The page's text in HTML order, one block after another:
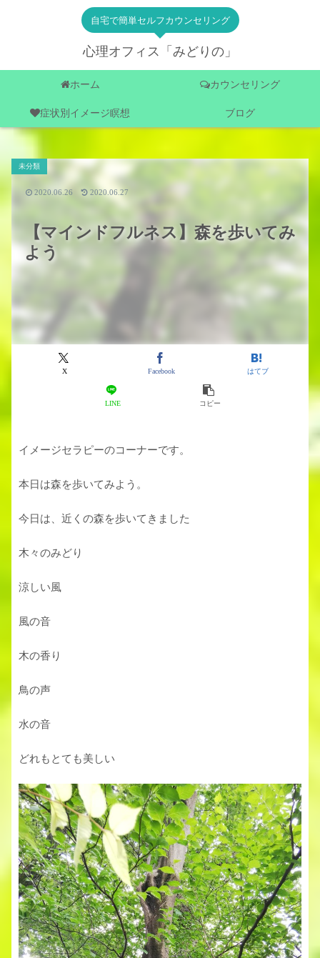
自宅で簡単セルフカウンセリング
心理オフィス「みどりの」
ホーム カウンセリング
症状別イメージ瞑想 ブログ
【マインドフルネス】森を歩いてみ
よう
未分類
X Facebook はてブ
LINE コピー
2020.06.26 2020.06.27
イメージセラピーのコーナーです。
本日は森を歩いてみよう。
今日は、近くの森を歩いてきました
木々のみどり
涼しい風
風の音
木の香り
鳥の声
水の音
どれもとても美しい